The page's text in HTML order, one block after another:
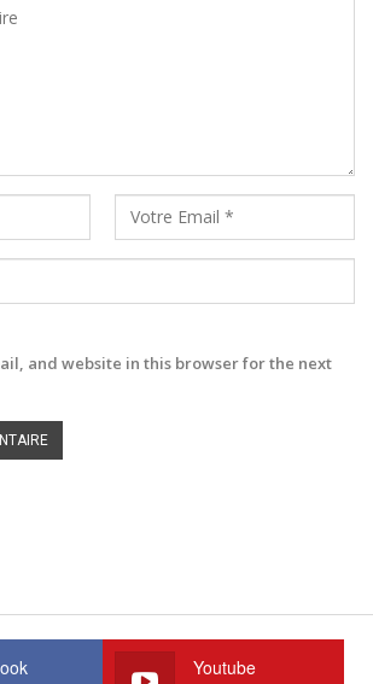
and website in this browser for the next
Youtube